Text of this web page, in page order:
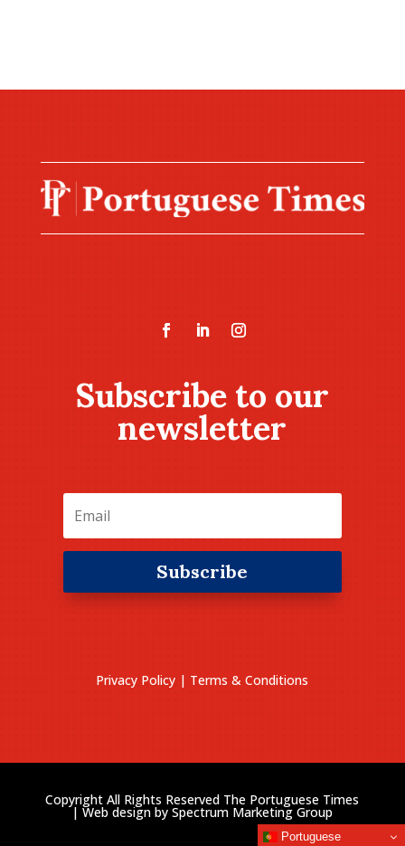
Subscribe to our
newsletter
Subscribe
Privacy Policy | Terms & Conditions
Copyright All Rights Reserved The Portuguese Times
| Web design bySpectrum Marketing Group
Portuguese